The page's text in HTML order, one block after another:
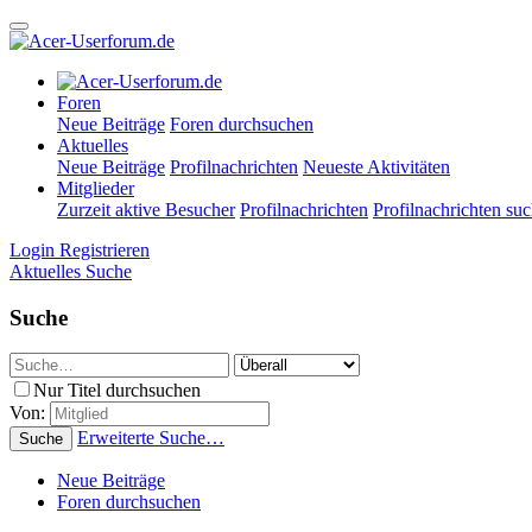
Foren
Neue Beiträge Foren durchsuchen
Aktuelles
Neue Beiträge Profilnachrichten Neueste Aktivitäten
Mitglieder
Zurzeit aktive Besucher Profilnachrichten Profilnachrichten
Login Registrieren
Aktuelles Suche
Suche
Nur Titel durchsuchen
Von:
Suche Erweiterte Suche…
Neue Beiträge
Foren durchsuchen